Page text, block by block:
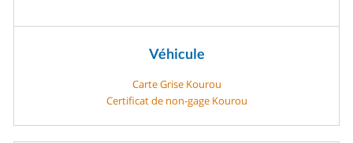
Véhicule
Carte Grise Kourou
Certificat de non-gage Kourou